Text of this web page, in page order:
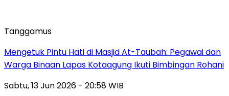
Tanggamus
Mengetuk Pintu Hati di Masjid At-Taubah: Pegawai dan
Warga Binaan Lapas Kotaagung Ikuti Bimbingan Rohani
Sabtu, 13 Jun 2026 - 20:58 WIB